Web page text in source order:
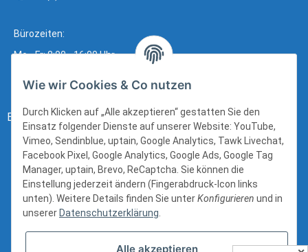
Bürozeiten:
Mo - Fr: 8:00 - 16:00 Uhr
Bezahlung:
Wie wir Cookies & Co nutzen
Durch Klicken auf „Alle akzeptieren“ gestatten Sie den
Einsatz folgender Dienste auf unserer Website: YouTube,
Vimeo, Sendinblue, uptain, Google Analytics, Tawk Livechat,
Facebook Pixel, Google Analytics, Google Ads, Google Tag
Manager, uptain, Brevo, ReCaptcha. Sie können die
Einstellung jederzeit ändern (Fingerabdruck-Icon links
unten). Weitere Details finden Sie unterKonfigurieren und in
unserer Datenschutzerklärung.
Alle akzeptieren